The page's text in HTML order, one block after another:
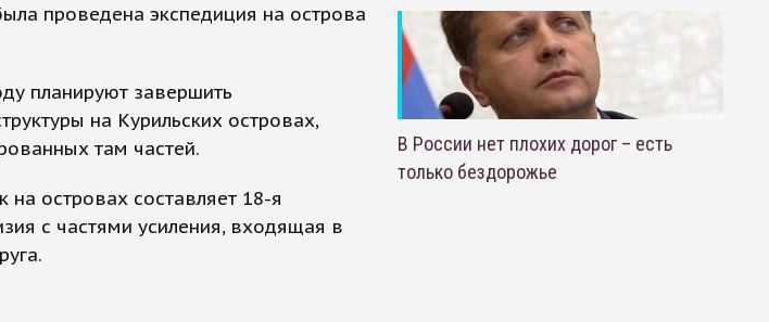
проведена экспедиция на острова
планируют завершить
на Курильских островах,
там частей.
на островах составляет 18-я
с частями усиления, входящая в
В России нет плохих дорог – есть
только бездорожье